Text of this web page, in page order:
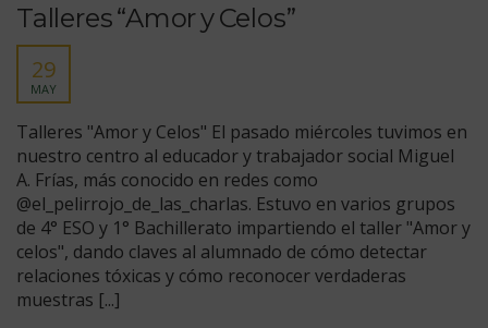
Talleres “Amor y Celos”
29
MAY
Talleres "Amor y Celos" El pasado miércoles tuvimos en
nuestro centro al educador y trabajador social Miguel
A. Frías, más conocido en redes como
@el_pelirrojo_de_las_charlas. Estuvo en varios grupos
de 4° ESO y 1° Bachillerato impartiendo el taller "Amor y
celos", dando claves al alumnado de cómo detectar
relaciones tóxicas y cómo reconocer verdaderas
muestras [...]